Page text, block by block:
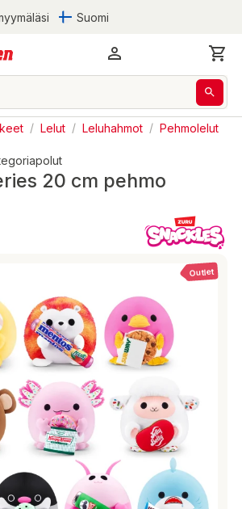
Suomi
/ Lelut / Leluhahmot / Pehmolelut
Outlet
20 cm pehmo